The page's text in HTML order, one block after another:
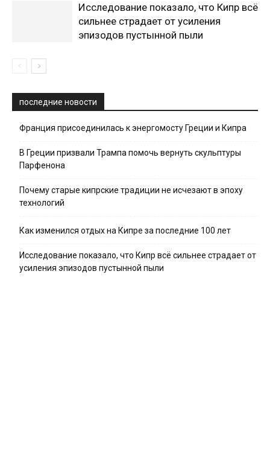
Исследование показало, что Кипр всё
сильнее страдает от усиления
эпизодов пустынной пыли
последние новости
Франция присоединилась к энергомосту Греции и Кипра
В Греции призвали Трампа помочь вернуть скульптуры
Парфенона
Почему старые кипрские традиции не исчезают в эпоху
технологий
Как изменился отдых на Кипре за последние 100 лет
Исследование показало, что Кипр всё сильнее страдает от
усиления эпизодов пустынной пыли